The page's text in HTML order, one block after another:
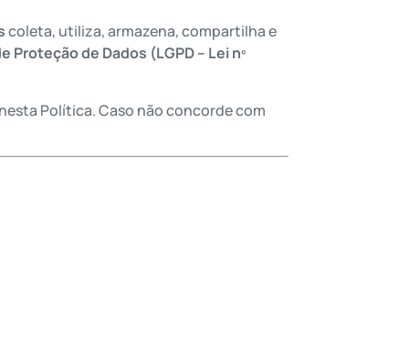
coleta, utiliza, armazena, compartilha e
Proteção de Dados (LGPD – Lei nº
Política. Caso não concorde com